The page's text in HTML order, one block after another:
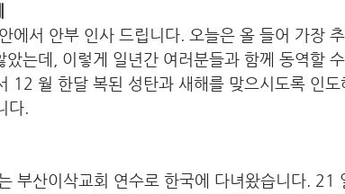
에서 안부 인사 드립니다. 오늘은 올 들어 가장
는데, 이렇게 일년간 여러분들과 함께 동역할
12 월 한달 복된 성탄과 새해를 맞으시도록 인도
다.
산이삭교회 연수로 한국에 다녀왔습니다. 21